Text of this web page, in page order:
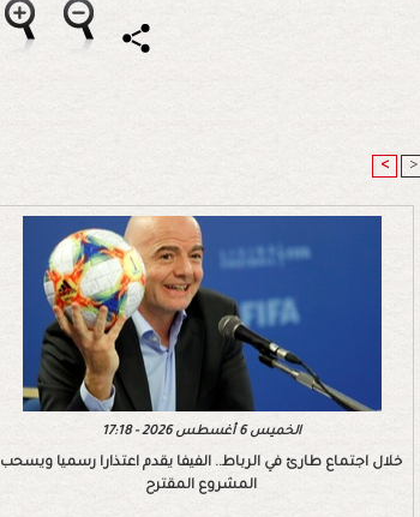
< >
الخميس 6 أغسطس 2026 - 17:18
خلال اجتماع طارئ في الرباط.. الفيفا يقدم اعتذارا رسميا ويسحب
المشروع المقترح